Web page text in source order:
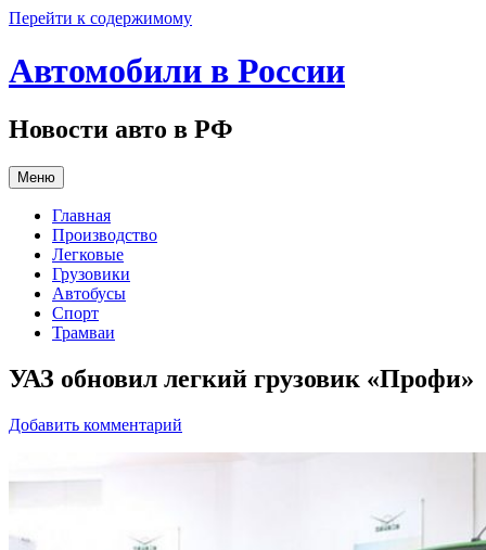
Перейти к содержимому
Автомобили в России
Новости авто в РФ
Меню
Главная
Производство
Легковые
Грузовики
Автобусы
Спорт
Трамваи
УАЗ обновил легкий грузовик «Профи»
Добавить комментарий